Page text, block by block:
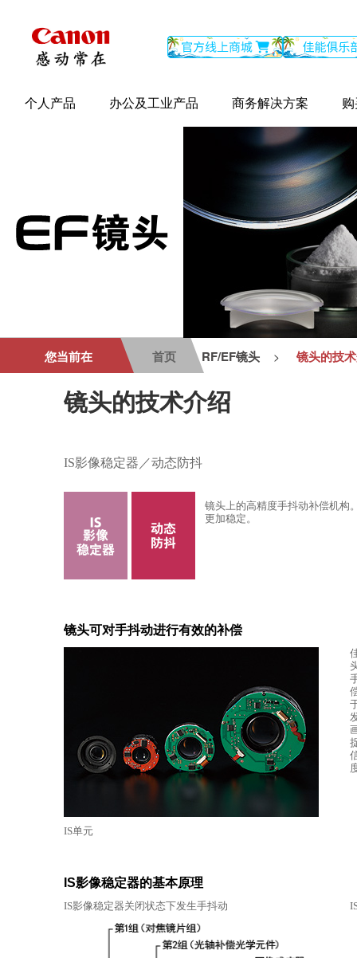
个人产品 办公及工业产品 商务解决方案
您当前在 首页 RF/EF镜头 > 镜头的技
镜头的技术介绍
IS影像稳定器／动态防抖
镜头上的高精度手抖动补偿机构
更加稳定。
镜头可对手抖动进行有效的补偿
IS单元
IS影像稳定器的基本原理
IS影像稳定器关闭状态下发生手抖动